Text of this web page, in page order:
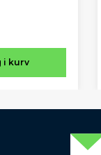
i kurv